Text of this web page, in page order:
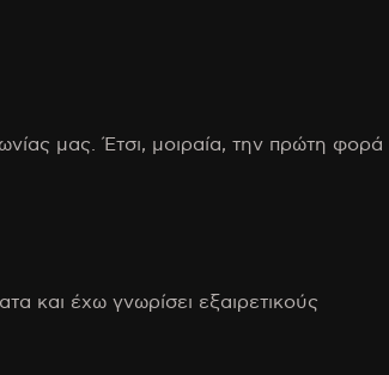
μας. Έτσι, μοιραία, την πρώτη φορά
και έχω γνωρίσει εξαιρετικούς